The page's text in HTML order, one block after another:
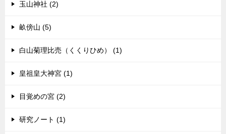
玉山神社 (2)
畝傍山 (5)
白山菊理比売（くくりひめ） (1)
皇祖皇大神宮 (1)
目覚めの宮 (2)
研究ノート (1)